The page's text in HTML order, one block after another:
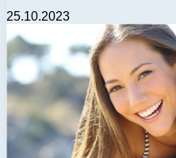
25.10.2023